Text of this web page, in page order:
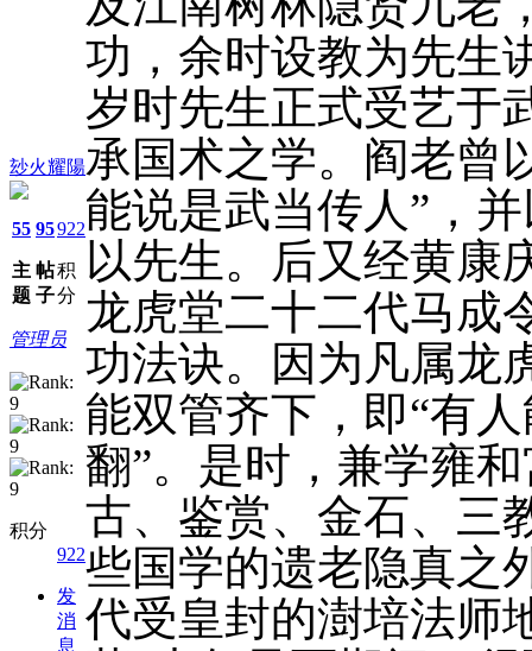
玅火耀陽
55
主
题
95
帖
子
922
积
分
管理员
积分
922
发
消
息
功，余时设教为先生
岁时先生正式受艺于
承国术之学。阎老曾
能说是武当传人”，
以先生。后又经黄康
龙虎堂二十二代马成
功法诀。因为凡属龙
能双管齐下，即“有
翻”。是时，兼学雍
古、鉴赏、金石、三
些国学的遗老隐真之
代受皇封的澍培法师